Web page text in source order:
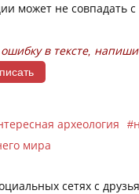
может не совпадать
в тексте,
археология
мира
сетях с